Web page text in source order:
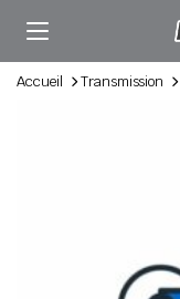
Accueil Transmission